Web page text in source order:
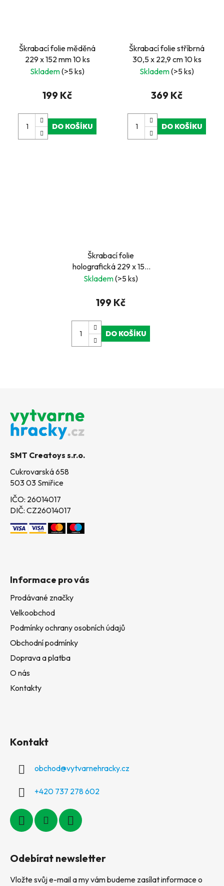
Škrabací folie měděná
229 x 152 mm 10 ks
Skladem(>5 ks)
199 Kč
DO KOŠÍKU
Škrabací folie stříbrná
30,5 x 22,9 cm 10 ks
Skladem(>5 ks)
369 Kč
DO KOŠÍKU
Škrabací folie
holografická 229 x 152
mm 10 ks
Skladem(>5 ks)
199 Kč
DO KOŠÍKU
SMT Creatoys s.r.o.
Cukrovarská 658
503 03 Smiřice
IČO: 26014017
DIČ: CZ26014017
Informace pro vás
Prodávané značky
Velkoobchod
Podmínky ochrany osobních údajů
Obchodní podmínky
Doprava a platba
O nás
Kontakty
Kontakt
obchod@vytvarnehracky.cz
+420 737 278 602
Odebírat newsletter
Vložte svůj e-mail a my vám budeme zasílat informace o